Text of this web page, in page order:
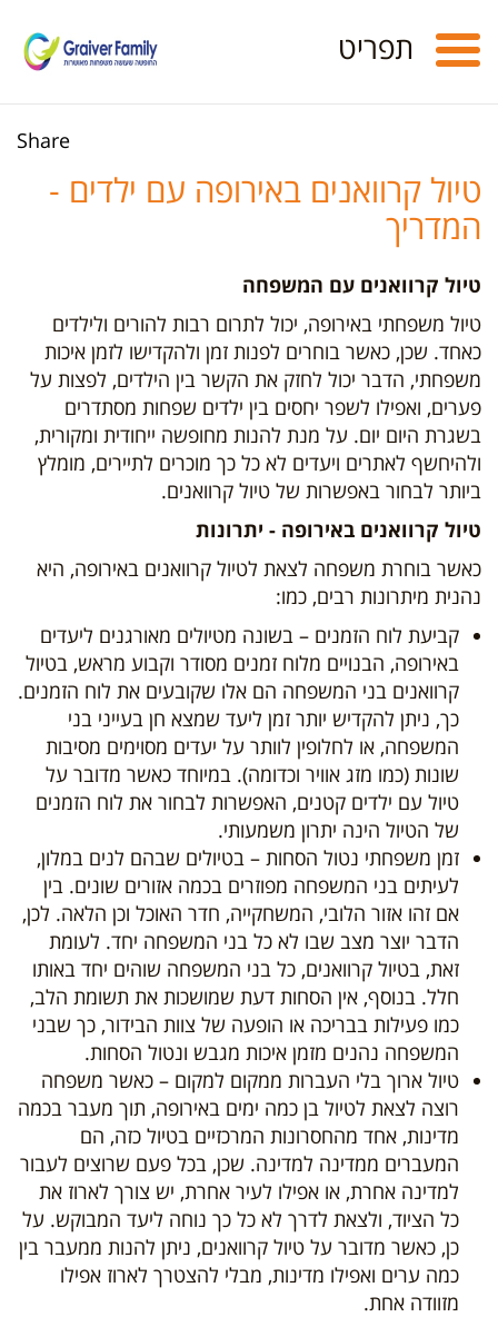
Toggle
navigation
תפריט
Share
טיול קרוואנים באירופה עם ילדים -
המדריך
טיול קרוואנים עם המשפחה
טיול משפחתי באירופה, יכול לתרום רבות להורים ולילדים
כאחד. שכן, כאשר בוחרים לפנות זמן ולהקדישו לזמן איכות
משפחתי, הדבר יכול לחזק את הקשר בין הילדים, לפצות על
פערים, ואפילו לשפר יחסים בין ילדים שפחות מסתדרים
בשגרת היום יום. על מנת להנות מחופשה ייחודית ומקורית,
ולהיחשף לאתרים ויעדים לא כל כך מוכרים לתיירים, מומלץ
ביותר לבחור באפשרות של טיול קרוואנים.
טיול קרוואנים באירופה - יתרונות
כאשר בוחרת משפחה לצאת לטיול קרוואנים באירופה, היא
נהנית מיתרונות רבים, כמו:
קביעת לוח הזמנים – בשונה מטיולים מאורגנים ליעדים
באירופה, הבנויים מלוח זמנים מסודר וקבוע מראש, בטיול
קרוואנים בני המשפחה הם אלו שקובעים את לוח הזמנים.
כך, ניתן להקדיש יותר זמן ליעד שמצא חן בעייני בני
המשפחה, או לחלופין לוותר על יעדים מסוימים מסיבות
שונות (כמו מזג אוויר וכדומה). במיוחד כאשר מדובר על
טיול עם ילדים קטנים, האפשרות לבחור את לוח הזמנים
של הטיול הינה יתרון משמעותי.
זמן משפחתי נטול הסחות – בטיולים שבהם לנים במלון,
לעיתים בני המשפחה מפוזרים בכמה אזורים שונים. בין
אם זהו אזור הלובי, המשחקייה, חדר האוכל וכן הלאה. לכן,
הדבר יוצר מצב שבו לא כל בני המשפחה יחד. לעומת
זאת, בטיול קרוואנים, כל בני המשפחה שוהים יחד באותו
חלל. בנוסף, אין הסחות דעת שמושכות את תשומת הלב,
כמו פעילות בבריכה או הופעה של צוות הבידור, כך שבני
המשפחה נהנים מזמן איכות מגבש ונטול הסחות.
טיול ארוך בלי העברות ממקום למקום – כאשר משפחה
רוצה לצאת לטיול בן כמה ימים באירופה, תוך מעבר בכמה
מדינות, אחד מהחסרונות המרכזיים בטיול כזה, הם
המעברים ממדינה למדינה. שכן, בכל פעם שרוצים לעבור
למדינה אחרת, או אפילו לעיר אחרת, יש צורך לארוז את
כל הציוד, ולצאת לדרך לא כל כך נוחה ליעד המבוקש. על
כן, כאשר מדובר על טיול קרוואנים, ניתן להנות ממעבר בין
כמה ערים ואפילו מדינות, מבלי להצטרך לארוז אפילו
מזוודה אחת.